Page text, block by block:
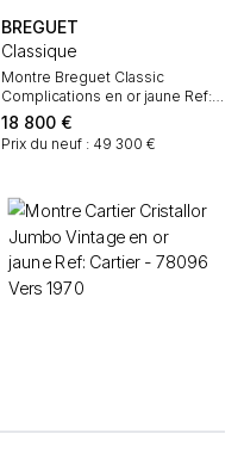
BREGUET
Classique
Montre Breguet Classic
Complications en or jaune Ref:
Breguet - 7337 Vers 2020
18 800 €
Prix du neuf : 49 300 €